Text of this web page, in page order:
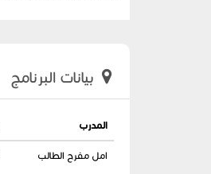
بيانات البرنامج
المدرب
امل مفرح الطالب